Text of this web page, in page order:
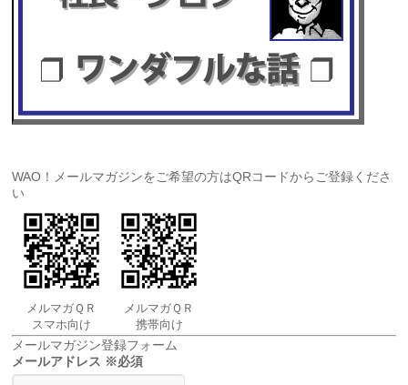
WAO！メールマガジンをご希望の方はQRコードからご登録くださ
い
メルマガＱＲ
スマホ向け
メルマガＱＲ
携帯向け
メールマガジン登録フォーム
メールアドレス ※必須